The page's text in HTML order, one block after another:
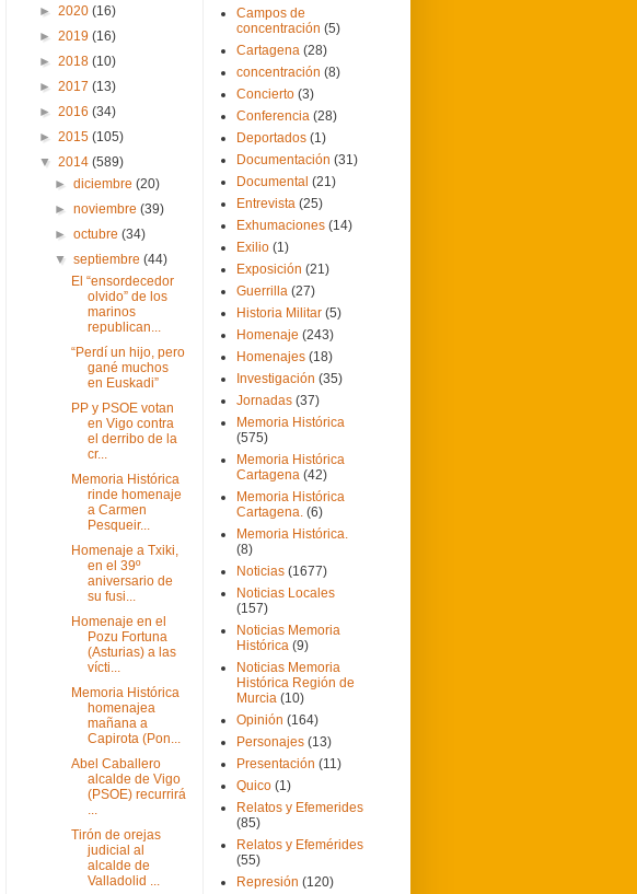
► 2020 (16)
► 2019 (16)
► 2018 (10)
► 2017 (13)
► 2016 (34)
► 2015 (105)
▼ 2014 (589)
►diciembre(20)
►noviembre(39)
►octubre(34)
▼septiembre(44)
El “ensordecedor
olvido” de los
marinos
republican...
“Perdí un hijo, pero
gané muchos
en Euskadi”
PP y PSOE votan
en Vigo contra
el derribo de la
cr...
Memoria Histórica
rinde homenaje
a Carmen
Pesqueir...
Homenaje a Txiki,
en el 39º
aniversario de
su fusi...
Homenaje en el
Pozu Fortuna
(Asturias) a las
vícti...
Memoria Histórica
homenajea
mañana a
Capirota (Pon...
Abel Caballero
alcalde de Vigo
(PSOE) recurrirá
Tirón de orejas
judicial al
alcalde de
Valladolid ...
Campos de
concentración (5)
Cartagena (28)
concentración (8)
Concierto (3)
Conferencia (28)
Deportados (1)
Documentación (31)
Documental (21)
Entrevista (25)
Exhumaciones (14)
Exilio (1)
Exposición (21)
Guerrilla (27)
Historia Militar (5)
Homenaje (243)
Homenajes (18)
Investigación (35)
Jornadas (37)
Memoria Histórica
(575)
Memoria Histórica
Cartagena (42)
Memoria Histórica
Cartagena. (6)
Memoria Histórica.
(8)
Noticias (1677)
Noticias Locales
(157)
Noticias Memoria
Histórica (9)
Noticias Memoria
Histórica Región de
Murcia (10)
Opinión (164)
Personajes (13)
Presentación (11)
Quico (1)
Relatos y Efemerides
(85)
Relatos y Efemérides
(55)
Represión (120)